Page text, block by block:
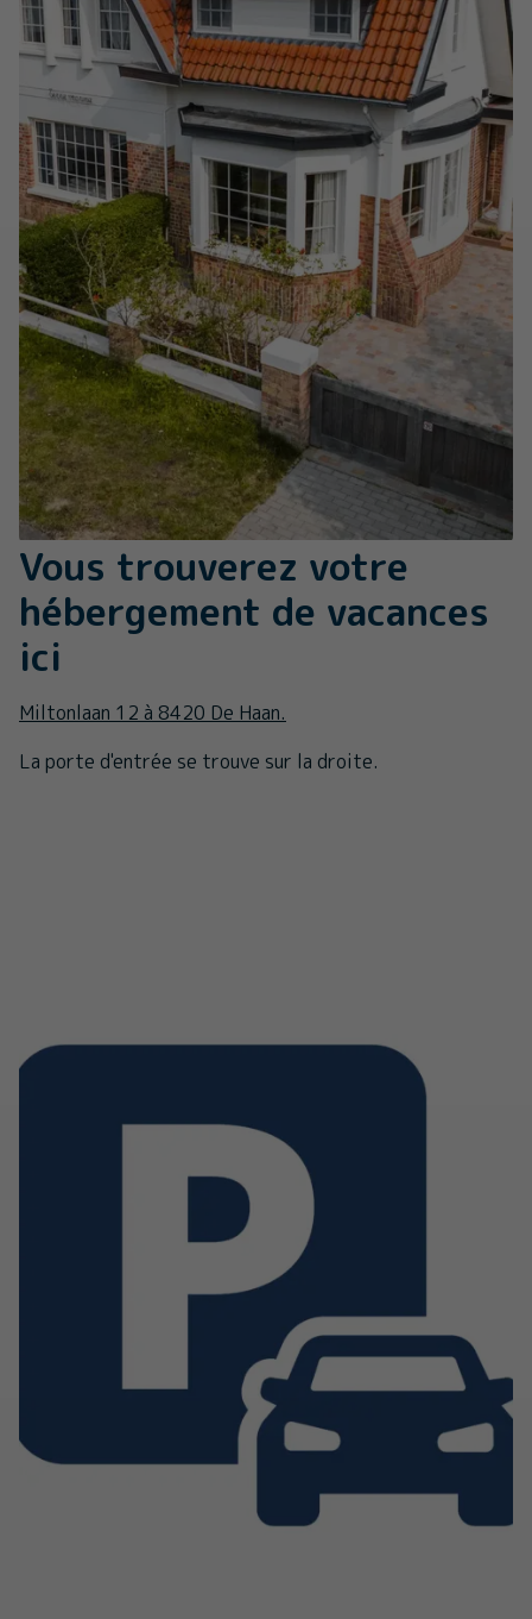
Vous trouverez votre
hébergement de vacances
ici
Miltonlaan 12 à 8420 De Haan.
La porte d'entrée se trouve sur la droite.